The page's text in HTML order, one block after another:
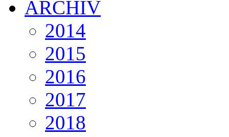
ARCHIV
2014
2015
2016
2017
2018